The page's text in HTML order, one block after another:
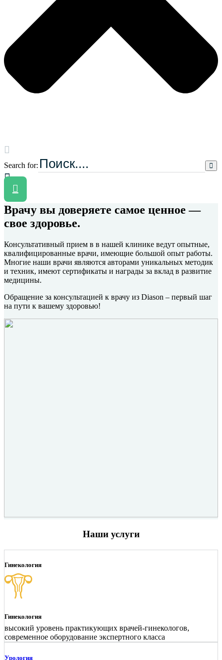
Search for:
Врачу вы доверяете самое ценное —
свое здоровье.
Консультативный прием в в нашей клинике ведут опытные,
квалифицированные врачи, имеющие большой опыт работы.
Многие наши врачи являются авторами уникальных методик
и техник, имеют сертификаты и награды за вклад в развитие
медицины.
Обращение за консультацией к врачу из Diason – первый шаг
на пути к вашему здоровью!
Наши услуги
Гинекология
Гинекология
высокий уровень практикующих врачей-гинекологов,
современное оборудование экспертного класса
Урология